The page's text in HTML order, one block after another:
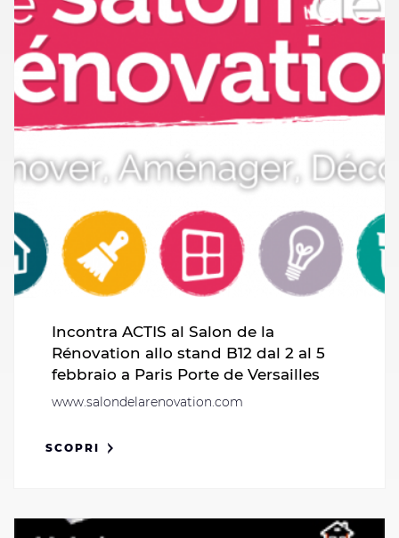
Incontra ACTIS al Salon de la
Rénovation allo stand B12 dal 2 al 5
febbraio a Paris Porte de Versailles
www.salondelarenovation.com
SCOPRI